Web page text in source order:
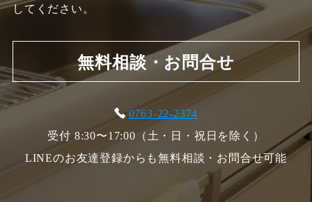
してください。
無料相談・お問合せ
0763-22-2374
受付 8:30〜17:00（土・日・祝日を除く）
LINEのお友達登録からも無料相談・お問合せ可能